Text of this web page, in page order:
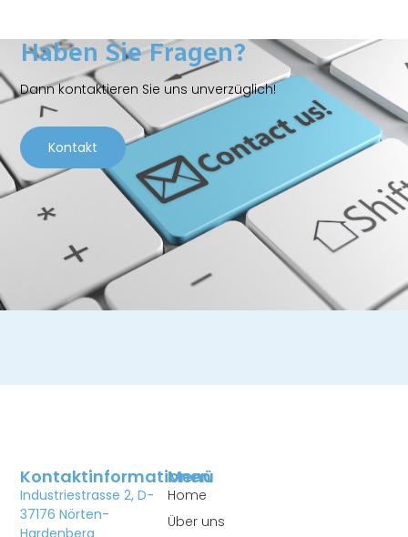
Haben Sie Fragen?
Dann kontaktieren Sie uns unverzüglich!
Kontakt
Menü
Home
Über uns
Kontaktinformationen
Industriestrasse 2, D-
37176 Nörten-
Hardenberg